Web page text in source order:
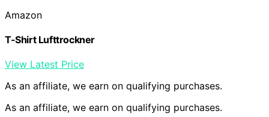
Amazon
T-Shirt Lufttrockner
View Latest Price
As an affiliate, we earn on qualifying purchases.
As an affiliate, we earn on qualifying purchases.